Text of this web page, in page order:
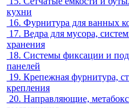
кухни
16. Фурнитура для ванных
17. Ведра для мусора,
хранения
18. Системы фиксации и
панелей
19. Крепежная фурнитура,
крепления
20. Направляющие,